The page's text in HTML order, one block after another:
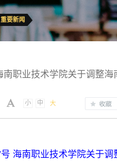
重要新闻
南职业技术学院关于调整
小 中 大
海南职业技术学院关于